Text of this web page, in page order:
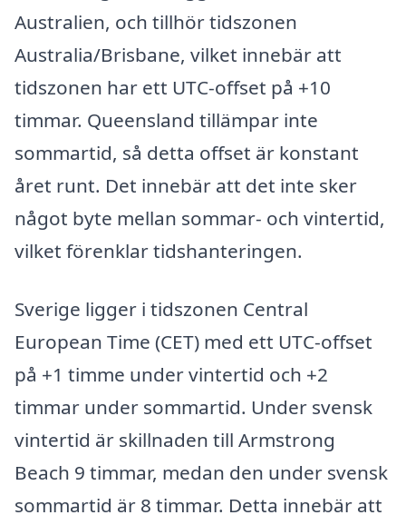
Australien, och tillhör tidszonen
Australia/Brisbane, vilket innebär att
tidszonen har ett UTC-offset på +10
timmar. Queensland tillämpar inte
sommartid, så detta offset är konstant
året runt. Det innebär att det inte sker
något byte mellan sommar- och vintertid,
vilket förenklar tidshanteringen.
Sverige ligger i tidszonen Central
European Time (CET) med ett UTC-offset
på +1 timme under vintertid och +2
timmar under sommartid. Under svensk
vintertid är skillnaden till Armstrong
Beach 9 timmar, medan den under svensk
sommartid är 8 timmar. Detta innebär att